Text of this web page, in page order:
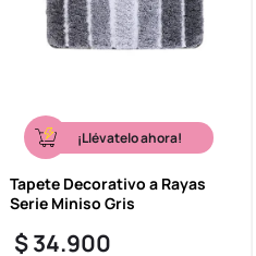
¡Llévatelo ahora!
Tapete Decorativo a Rayas
Serie Miniso Gris
$34.900